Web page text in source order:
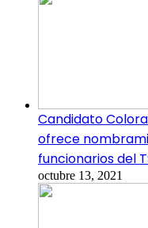
Candidato
ofrece
funcionarios del
octubre 13, 2021